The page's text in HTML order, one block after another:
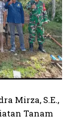
Mirza, S.E.,
Tanam